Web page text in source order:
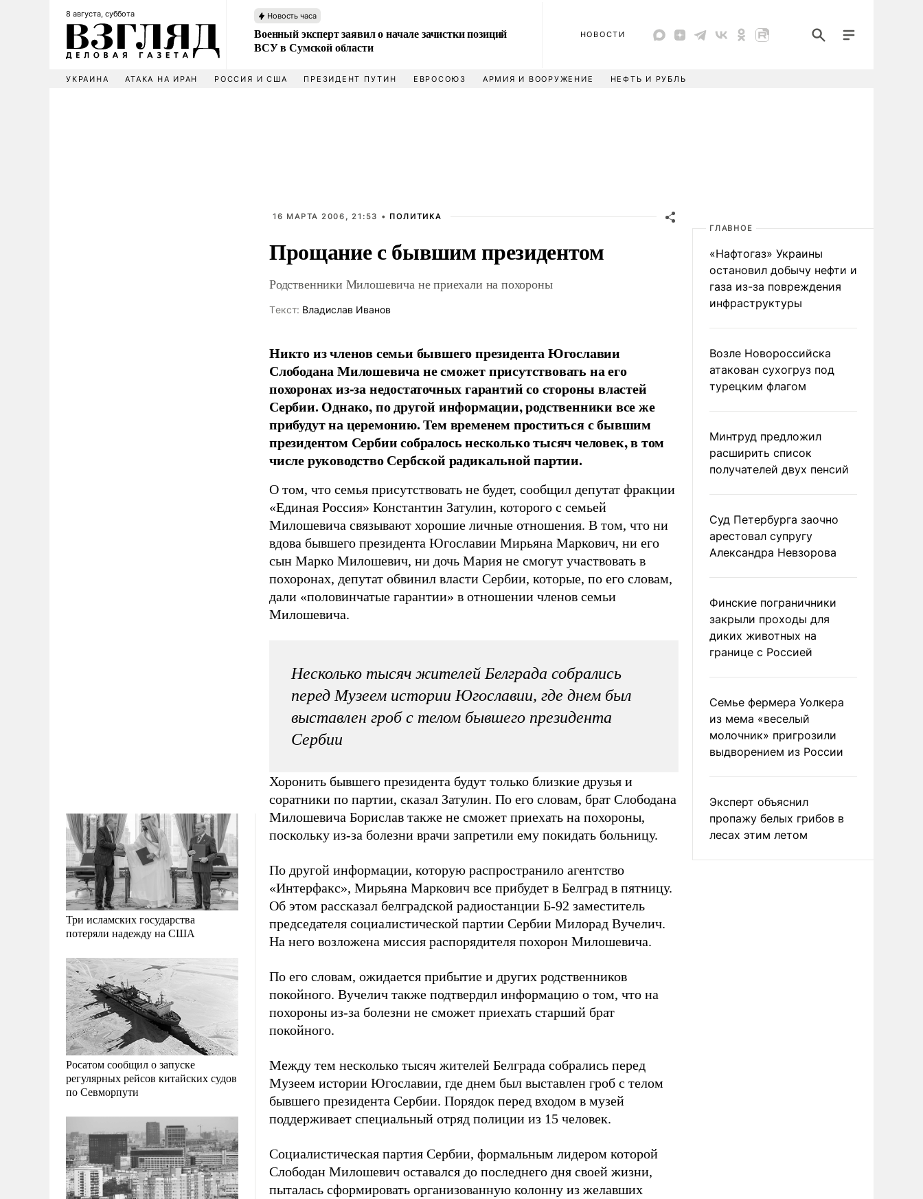
8 августа, суббота Новость часа
Военный эксперт заявил о начале зачистки позиций
ВСУ в Сумской области
НОВОСТИ
УКРАИНА АТАКА НА ИРАН РОССИЯ И США ПРЕЗИДЕНТ ПУТИН ЕВРОСОЮЗ АРМИЯ И ВООРУЖЕНИЕ НЕФТЬ И РУБЛЬ
Три исламских государства
потеряли надежду на США
Росатом сообщил о запуске
регулярных рейсов китайских судов
по Севморпути
16 МАРТА 2006, 21:53 • ПОЛИТИКА
Прощание с бывшим президентом
Родственники Милошевича не приехали на похороны
Tекст: Владислав Иванов
Никто из членов семьи бывшего президента Югославии
Слободана Милошевича не сможет присутствовать на его
похоронах из-за недостаточных гарантий со стороны властей
Сербии. Однако, по другой информации, родственники все же
прибудут на церемонию. Тем временем проститься с бывшим
президентом Сербии собралось несколько тысяч человек, в том
числе руководство Сербской радикальной партии.
О том, что семья присутствовать не будет, сообщил депутат фракции
«Единая Россия» Константин Затулин, которого с семьей
Милошевича связывают хорошие личные отношения. В том, что ни
вдова бывшего президента Югославии Мирьяна Маркович, ни его
сын Марко Милошевич, ни дочь Мария не смогут участвовать в
похоронах, депутат обвинил власти Сербии, которые, по его словам,
дали «половинчатые гарантии» в отношении членов семьи
Милошевича.
Несколько тысяч жителей Белграда собрались
перед Музеем истории Югославии, где днем был
выставлен гроб с телом бывшего президента
Сербии
Хоронить бывшего президента будут только близкие друзья и
соратники по партии, сказал Затулин. По его словам, брат Слободана
Милошевича Борислав также не сможет приехать на похороны,
поскольку из-за болезни врачи запретили ему покидать больницу.
По другой информации, которую распространило агентство
«Интерфакс», Мирьяна Маркович все прибудет в Белград в пятницу.
Об этом рассказал белградской радиостанции Б-92 заместитель
председателя социалистической партии Сербии Милорад Вучелич.
На него возложена миссия распорядителя похорон Милошевича.
По его словам, ожидается прибытие и других родственников
покойного. Вучелич также подтвердил информацию о том, что на
похороны из-за болезни не сможет приехать старший брат
покойного.
Между тем несколько тысяч жителей Белграда собрались перед
Музеем истории Югославии, где днем был выставлен гроб с телом
бывшего президента Сербии. Порядок перед входом в музей
поддерживает специальный отряд полиции из 15 человек.
Социалистическая партия Сербии, формальным лидером которой
Слободан Милошевич оставался до последнего дня своей жизни,
пыталась сформировать организованную колонну из желавших
ГЛАВНОЕ
«Нафтогаз» Украины
остановил добычу нефти и
газа из-за повреждения
инфраструктуры
Возле Новороссийска
атакован сухогруз под
турецким флагом
Минтруд предложил
расширить список
получателей двух пенсий
Суд Петербурга заочно
арестовал супругу
Александра Невзорова
Финские пограничники
закрыли проходы для
диких животных на
границе с Россией
Семье фермера Уолкера
из мема «веселый
молочник» пригрозили
выдворением из России
Эксперт объяснил
пропажу белых грибов в
лесах этим летом